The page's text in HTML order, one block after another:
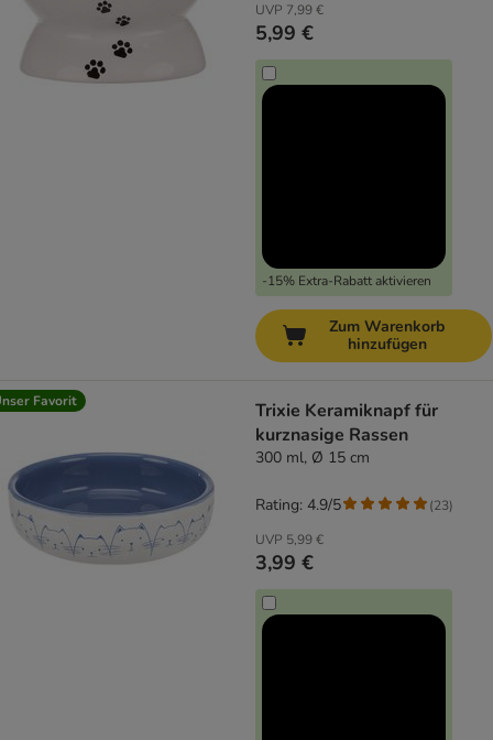
UVP 7,99 €
5,99 €
-15% Extra-Rabatt aktivieren
Zum Warenkorb
hinzufügen
Favorit
Trixie Keramiknapf für
kurznasige Rassen
300 ml, Ø 15 cm
UVP 5,99 €
3,99 €
Rating: 4.9/5 (23)